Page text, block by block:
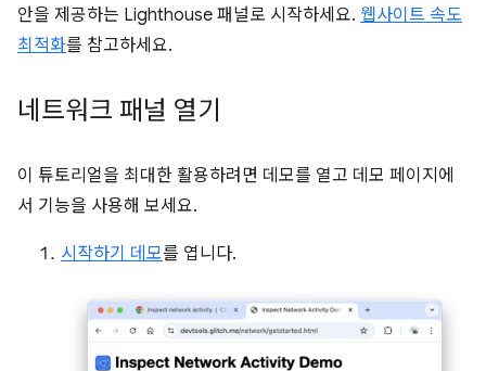
안을 제공하는 Lighthouse 패널로 시작하세요. 웹사이트 속도
최적화를 참고하세요.
네트워크 패널 열기
이 튜토리얼을 최대한 활용하려면 데모를 열고 데모 페이지에
서 기능을 사용해 보세요.
시작하기 데모를 엽니다.